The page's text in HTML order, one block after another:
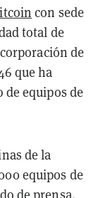
con sede
total de
de
que ha
equipos de
de la
equipos de